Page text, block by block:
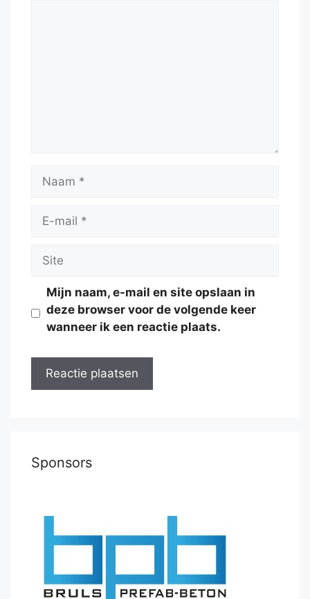
Naam
Site
Mijn naam, e-mail en site opslaan in
deze browser voor de volgende keer
wanneer ik een reactie plaats.
Sponsors